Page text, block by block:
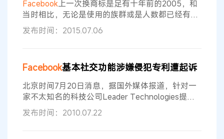
Facebook上一次换商标是足有十年前的2005，和
当时相比，无论是使用的族群或是人数都已经有了
巨大的改变。因此Facebook
上了设计原本Logo字体「Klavika」的设计师Eric
商标里，所以完全保持了不动，除了f之外的字母
大多角度变得比较柔和，而唯一比较明显的改变应
该是在「a
发布时间：2015.07.06
Facebook基本社交功能涉嫌侵犯专利遭起诉
北京时间7月20日消息，据国外媒体报道，针对一
家不太知名的科技公司Leader Technologies提起
的专利诉讼，Facebook
Technologies是一家总部位于美国俄亥俄州的科技
发布时间：2010.07.22